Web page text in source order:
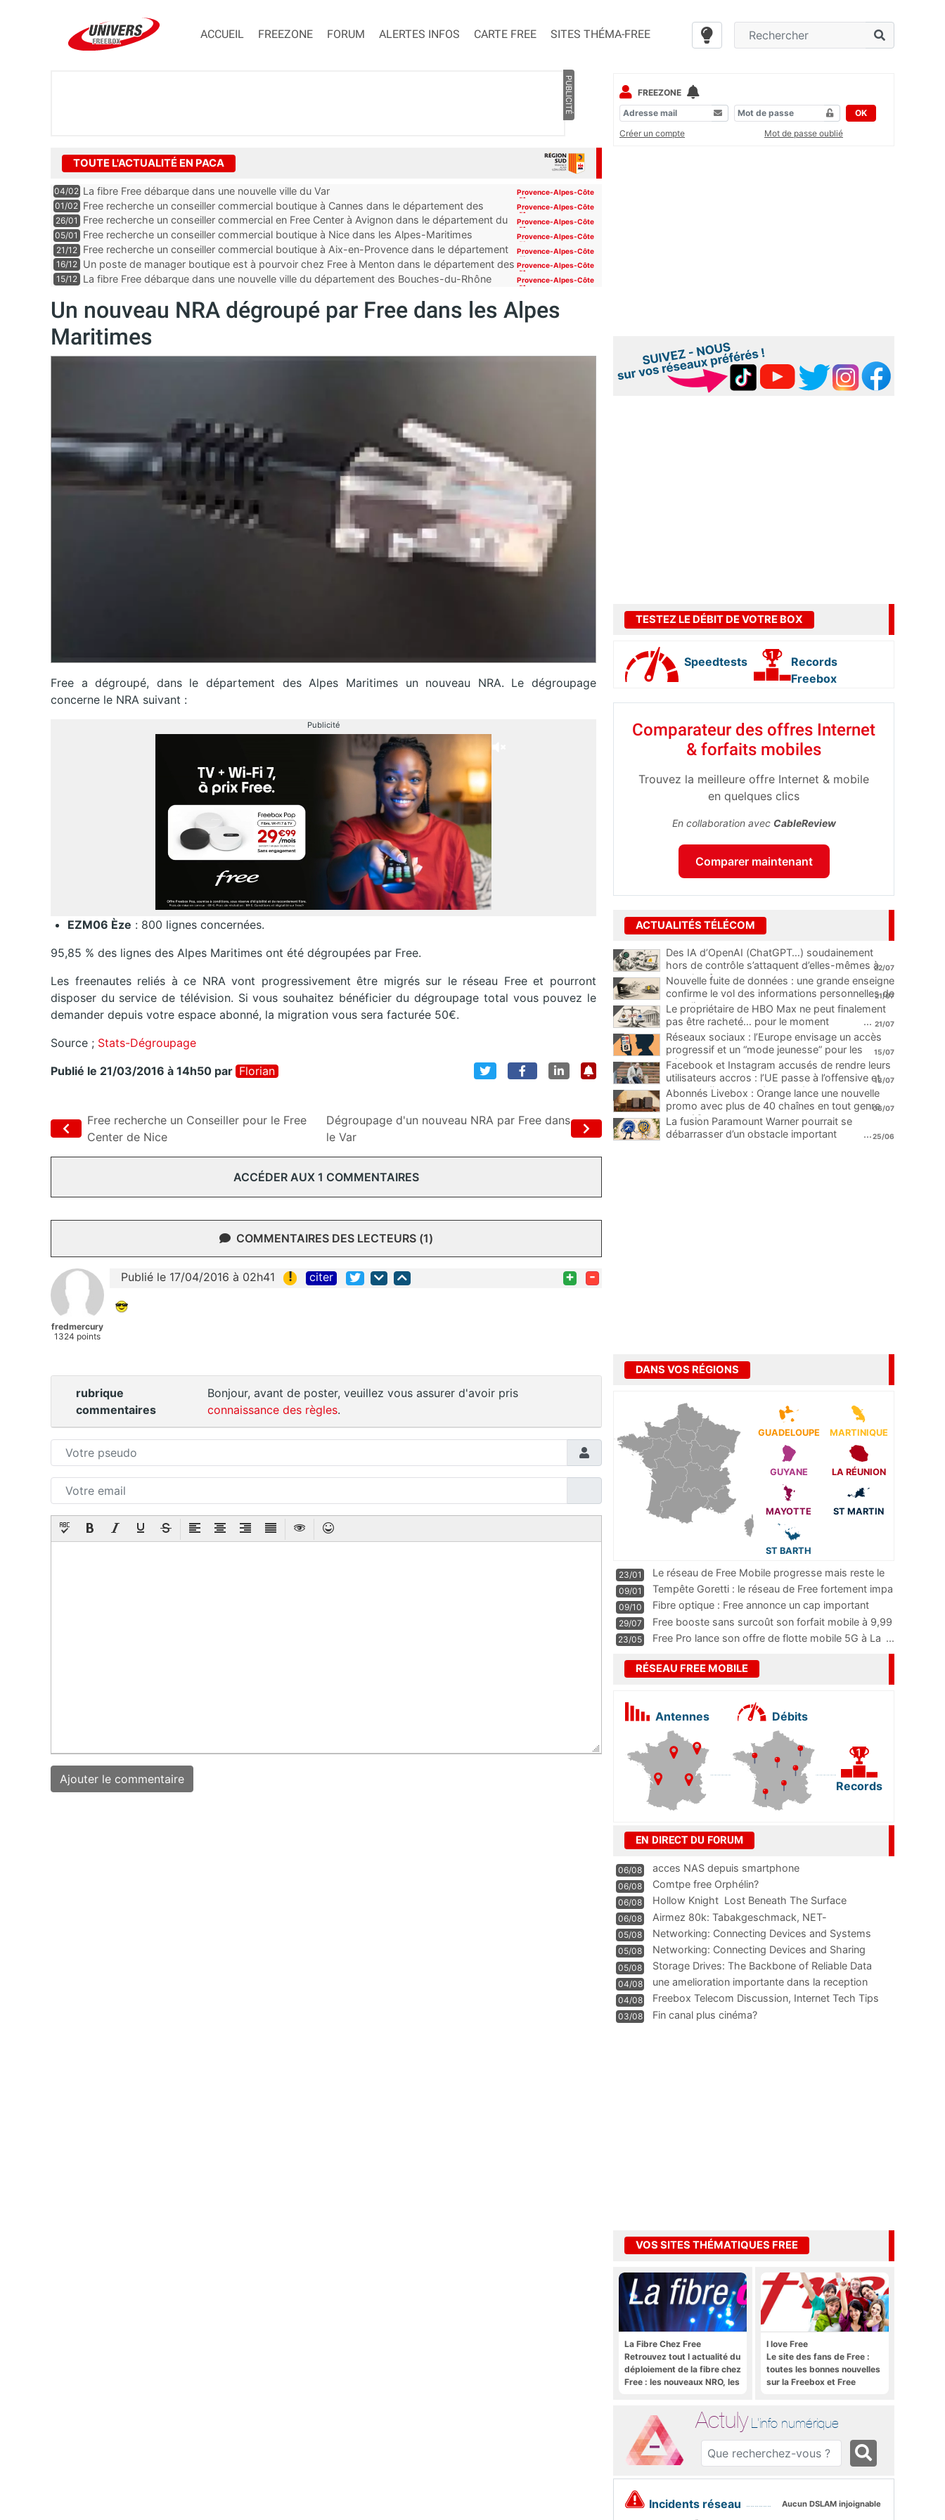
ACCUEIL FREEZONE FORUM ALERTES INFOS CARTE FREE SITES THÉMA-FREE
PUBLICITÉ
TOUTE L'ACTUALITÉ EN PACA
04/02 La fibre Free débarque dans une nouvelle ville du Var
Provence-Alpes-Côte
d'Azur
01/02 Free recherche un conseiller commercial boutique à Cannes dans le département des
Alpes-Maritimes
Provence-Alpes-Côte
d'Azur
26/01
Free recherche un conseiller commercial en Free Center à Avignon dans le département du
Vaucluse
Provence-Alpes-Côte
d'Azur
05/01 Free recherche un conseiller commercial boutique à Nice dans les Alpes-Maritimes
Provence-Alpes-Côte
d'Azur
21/12
Free recherche un conseiller commercial boutique à Aix-en-Provence dans le département
des Bouches-du-Rhône
Provence-Alpes-Côte
d'Azur
16/12
Un poste de manager boutique est à pourvoir chez Free à Menton dans le département des
Alpes-Maritimes
Provence-Alpes-Côte
d'Azur
15/12 La fibre Free débarque dans une nouvelle ville du département des Bouches-du-Rhône
Provence-Alpes-Côte
d'Azur
Un nouveau NRA dégroupé par Free dans les Alpes
Maritimes
Free a dégroupé, dans le département des Alpes Maritimes un nouveau NRA. Le dégroupage
concerne le NRA suivant :
Publicité
EZM06 Èze : 800 lignes concernées.
95,85 % des lignes des Alpes Maritimes ont été dégroupées par Free.
Les freenautes reliés à ce NRA vont progressivement être migrés sur le réseau Free et pourront
disposer du service de télévision. Si vous souhaitez bénéficier du dégroupage total vous pouvez le
demander depuis votre espace abonné, la migration vous sera facturée 50€.
Source ; Stats-Dégroupage
Publié le 21/03/2016 à 14h50 par Florian
Free recherche un Conseiller pour le Free
Center de Nice
Dégroupage d'un nouveau NRA par Free dans
le Var
ACCÉDER AUX 1 COMMENTAIRES
COMMENTAIRES DES LECTEURS (1)
fredmercury
1324 points
Publié le 17/04/2016 à 02h41 ! citer + -
rubrique
commentaires
Bonjour, avant de poster, veuillez vous assurer d'avoir pris
connaissance des règles.
FREEZONE
OK
Créer un compte
Mot de passe oublié
TESTEZ LE DÉBIT DE VOTRE BOX
Speedtests
Records
Freebox
Comparateur des offres Internet
& forfaits mobiles
Trouvez la meilleure offre Internet & mobile
en quelques clics
En collaboration avec CableReview
Comparer maintenant
ACTUALITÉS TÉLÉCOM
Des IA d’OpenAI (ChatGPT…) soudainement
hors de contrôle s’attaquent d’elles-mêmes à
une plateforme
...
22/07
Nouvelle fuite de données : une grande enseigne
confirme le vol des informations personnelles de
ses clients
...
21/07
Le propriétaire de HBO Max ne peut finalement
pas être racheté… pour le moment
... 21/07
Réseaux sociaux : l’Europe envisage un accès
progressif et un “mode jeunesse” pour les
mineurs
...
15/07
Facebook et Instagram accusés de rendre leurs
utilisateurs accros : l’UE passe à l’offensive et
menace d’une amende record
...
13/07
Abonnés Livebox : Orange lance une nouvelle
promo avec plus de 40 chaînes en tout genre
pour 1€
06/07
La fusion Paramount Warner pourrait se
débarrasser d’un obstacle important
...25/06
DANS VOS RÉGIONS
GUADELOUPE MARTINIQUE
GUYANE LA RÉUNION
MAYOTTE ST MARTIN
ST BARTH
23/01
Le réseau de Free Mobile progresse mais reste le
m
...
09/01
Tempête Goretti : le réseau de Free fortement impa
09/10
Fibre optique : Free annonce un cap important
pass
...
29/07
Free booste sans surcoût son forfait mobile à 9,99
23/05 Free Pro lance son offre de flotte mobile 5G à La ...
RÉSEAU FREE MOBILE
Antennes Débits
Records
EN DIRECT DU FORUM
06/08 acces NAS depuis smartphone
06/08 Comtpe free Orphélin?
06/08 Hollow Knight  Lost Beneath The Surface
06/08
Airmez 80k: Tabakgeschmack, NET-
Technologie und Leistung im
05/08 Networking: Connecting Devices and Systems
05/08
Networking: Connecting Devices and Sharing
Information
05/08
Storage Drives: The Backbone of Reliable Data
Management
04/08
une amelioration importante dans la reception
WIFI
04/08
Freebox Telecom Discussion, Internet Tech Tips
Communi
03/08 Fin canal plus cinéma?
VOS SITES THÉMATIQUES FREE
La Fibre Chez Free
Retrouvez tout l actualité du
déploiement de la fibre chez
Free : les nouveaux NRO, les
I love Free
Le site des fans de Free :
toutes les bonnes nouvelles
sur la Freebox et Free
Actuly L'info numérique
Incidents réseau Aucun DSLAM injoignable